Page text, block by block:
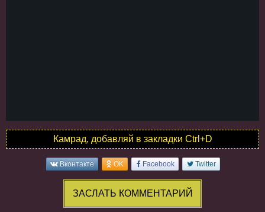
Камрад, добавляй в закладки Ctrl+D
Вконтакте OK Facebook Twitter
ЗАСЛАТЬ КОММЕНТАРИЙ